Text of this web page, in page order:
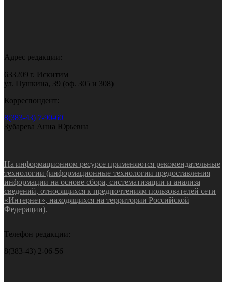
Адрес редакции:
633209 г. Искитим
ул. Пушкина, 39 (оф. 305 и 308)
Корреспондент:
8(383-43) 7-90-60
Зубарева Анна Юрьевна
На информационном ресурсе применяются рекомендательные
технологии (информационные технологии предоставления
информации на основе сбора, систематизации и анализа
сведений, относящихся к предпочтениям пользователей сети
«Интернет», находящихся на территории Российской
Федерации).
Телефон редакции:
8(383-43) 2-06-56